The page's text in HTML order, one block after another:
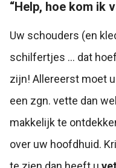
“Help, hoe kom ik
Uw schouders (en
schilfertjes … dat
zijn! Allereerst moet
een zgn. vette dan
makkelijk te
over uw hoofdhuid.